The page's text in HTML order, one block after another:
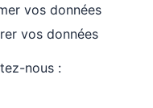
vos données
vos données
nous :